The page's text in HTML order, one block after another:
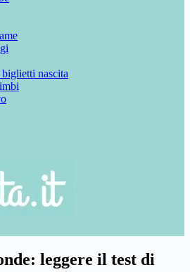
nascita
leggere il test di